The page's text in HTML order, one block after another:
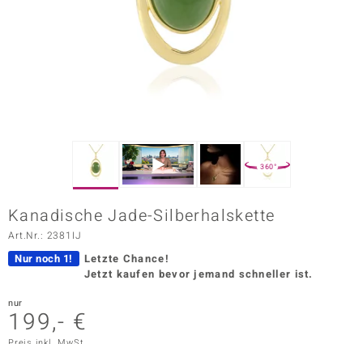
Vogue
Paraíso
360°
Kanadische Jade-Silberhalskette
Art.Nr.: 2381IJ
Nur noch 1!
Letzte Chance!
Jetzt kaufen bevor jemand schneller ist.
nur
199,- €